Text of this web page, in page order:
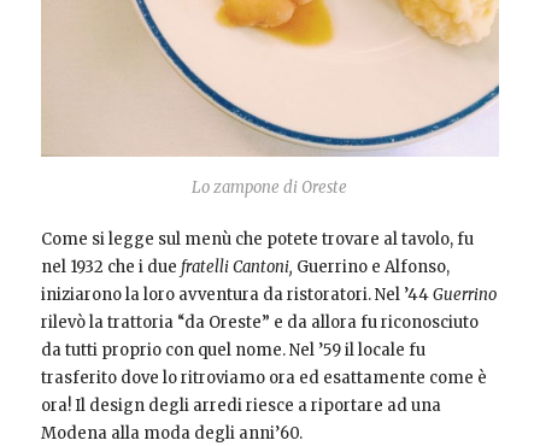
Lo zampone di Oreste
Come si legge sul menù che potete trovare al tavolo, fu
nel 1932 che i due fratelli Cantoni, Guerrino e Alfonso,
iniziarono la loro avventura da ristoratori. Nel ’44Guerrino
rilevò la trattoria “da Oreste” e da allora fu riconosciuto
da tutti proprio con quel nome. Nel ’59 il locale fu
trasferito dove lo ritroviamo ora ed esattamente come è
ora! Il design degli arredi riesce a riportare ad una
Modena alla moda degli anni’60.